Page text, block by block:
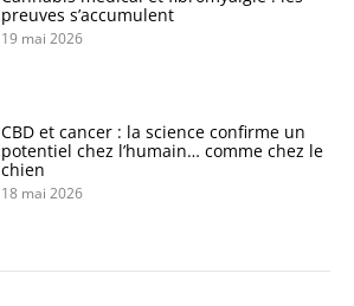
preuves s’accumulent
19 mai 2026
CBD et cancer : la science confirme un
potentiel chez l’humain… comme chez le
chien
18 mai 2026